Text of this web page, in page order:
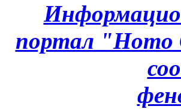
портал "Homo